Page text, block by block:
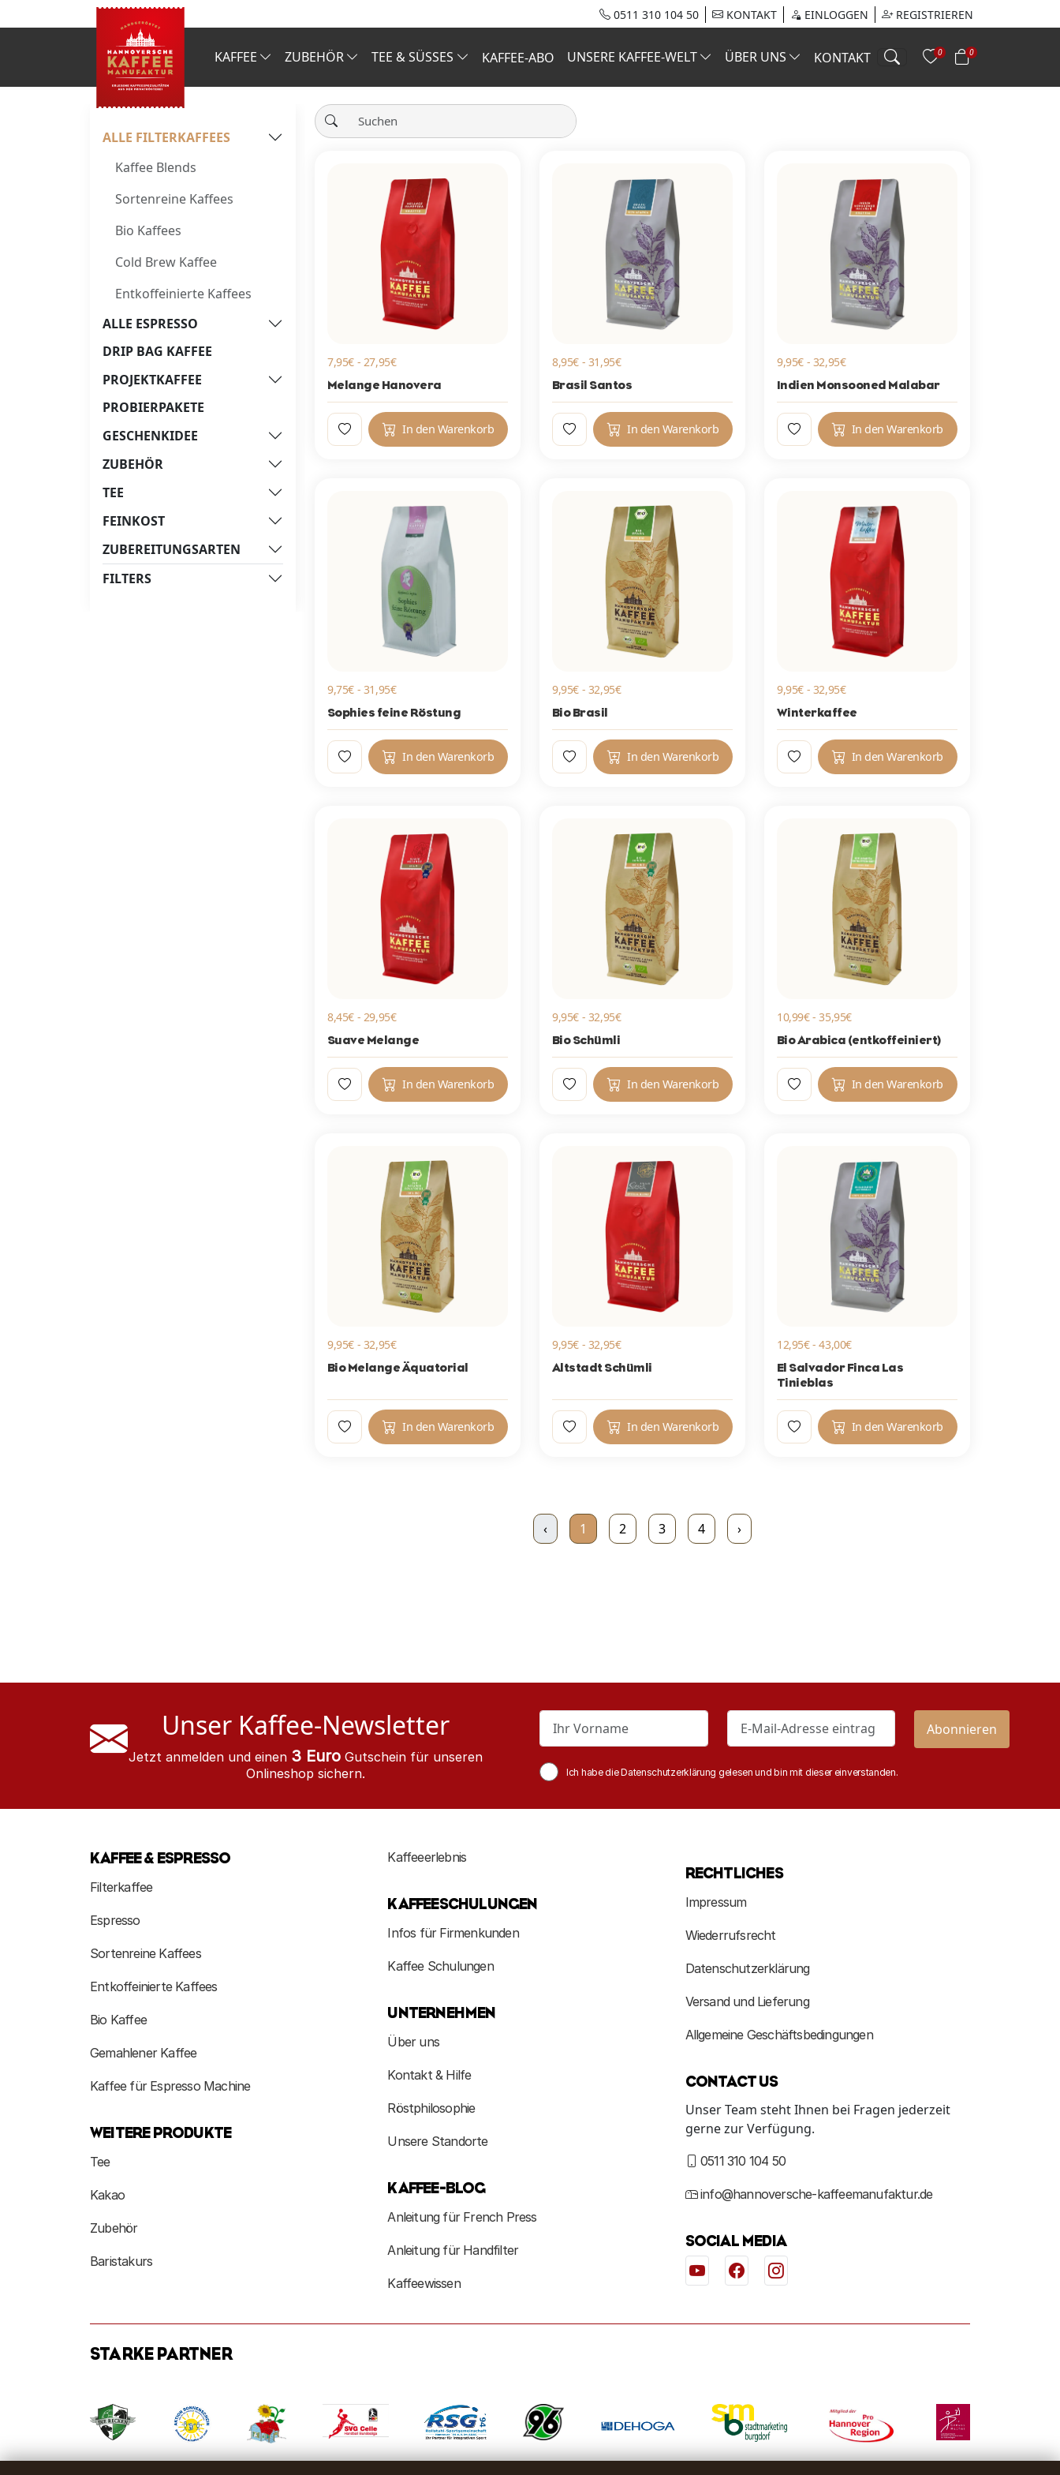
0511 310 104 50 KONTAKT EINLOGGEN REGISTRIEREN
KAFFEE ZUBEHÖR TEE & SÜSSES KAFFEE-ABO UNSERE KAFFEE-WELT ÜBER UNS KONTAKT 0 0
ALLE FILTERKAFFEES
Kaffee Blends
Sortenreine Kaffees
Bio Kaffees
Cold Brew Kaffee
Entkoffeinierte Kaffees
ALLE ESPRESSO
DRIP BAG KAFFEE
PROJEKTKAFFEE
PROBIERPAKETE
GESCHENKIDEE
ZUBEHÖR
TEE
FEINKOST
ZUBEREITUNGSARTEN
FILTERS
7,95€ - 27,95€
Melange Hanovera
In den Warenkorb
8,95€ - 31,95€
Brasil Santos
In den Warenkorb
9,95€ - 32,95€
Indien Monsooned Malabar
In den Warenkorb
9,75€ - 31,95€
Sophies feine Röstung
In den Warenkorb
9,95€ - 32,95€
Bio Brasil
In den Warenkorb
9,95€ - 32,95€
Winterkaffee
In den Warenkorb
8,45€ - 29,95€
Suave Melange
In den Warenkorb
9,95€ - 32,95€
Bio Schümli
In den Warenkorb
10,99€ - 35,95€
Bio Arabica (entkoffeiniert)
In den Warenkorb
9,95€ - 32,95€
Bio Melange Äquatorial
In den Warenkorb
9,95€ - 32,95€
Altstadt Schümli
In den Warenkorb
12,95€ - 43,00€
El Salvador Finca Las
Tinieblas
In den Warenkorb
‹ 1 2 3 4 ›
Unser Kaffee-Newsletter
Jetzt anmelden und einen 3 EuroGutschein für unseren
Onlineshop sichern.
Abonnieren
Ich habe die Datenschutzerklärung gelesen und bin mit dieser einverstanden.
KAFFEE & ESPRESSO
Filterkaffee
Espresso
Sortenreine Kaffees
Entkoffeinierte Kaffees
Bio Kaffee
Gemahlener Kaffee
Kaffee für Espresso Machine
WEITERE PRODUKTE
Tee
Kakao
Zubehör
Baristakurs
Kaffeeerlebnis
KAFFEESCHULUNGEN
Infos für Firmenkunden
Kaffee Schulungen
UNTERNEHMEN
Über uns
Kontakt & Hilfe
Röstphilosophie
Unsere Standorte
KAFFEE-BLOG
Anleitung für French Press
Anleitung für Handfilter
Kaffeewissen
RECHTLICHES
Impressum
Wiederrufsrecht
Datenschutzerklärung
Versand und Lieferung
Allgemeine Geschäftsbedingungen
CONTACT US
Unser Team steht Ihnen bei Fragen jederzeit
gerne zur Verfügung.
0511 310 104 50
info@hannoversche-kaffeemanufaktur.de
SOCIAL MEDIA
STARKE PARTNER